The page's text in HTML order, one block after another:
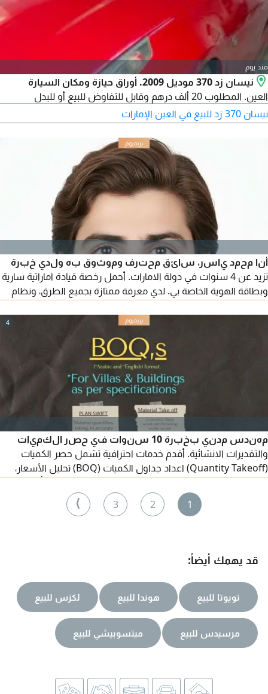
منذ يوم
نيسان زد 370 موديل 2009. أوراق حيازة ومكان السيارة
العين. المطلوب 20 ألف درهم وقابل للتفاوض للبيع أو للبدل
نيسان 370 زد للبيع في العين الإمارات
أنا محمد ياسر، سائق محترف وموثوق به ولدي خبرة
تزيد عن 4 سنوات في دولة الامارات. أحمل رخصة قيادة اماراتية سارية
وبطاقة الهوية الخاصة بي. لدي معرفة ممتازة بجميع الطرق، ونظام
جاهز ومستعد للمباشرة في العمل فورا وبدوام كامل
4
مهندس مدني بخبرة 10 سنوات في حصر الكميات
والتقديرات الانشائية. أقدم خدمات احترافية تشمل حصر الكميات
(Quantity Takeoff) اعداد جداول الكميات (BOQ) تحليل الأسعار،
مناسبة. للحصول على خدمات تقدير موثوقة، يرجى زيارة
1
2
3
⟩
قد يهمك أيضاً:
تويوتا للبيع هوندا للبيع لكزس للبيع
مرسيدس للبيع ميتسوبيشي للبيع